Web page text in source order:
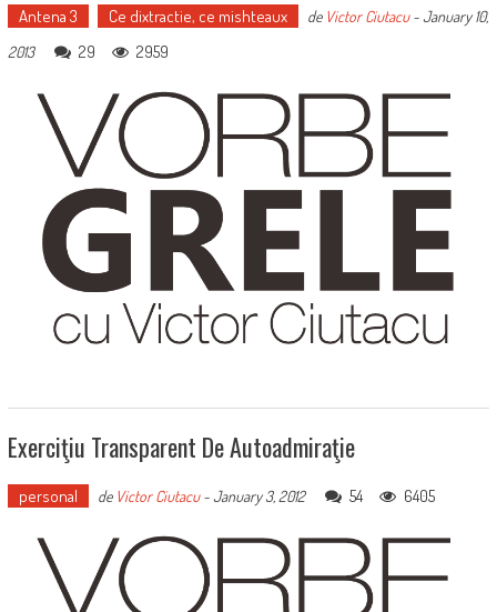
Antena 3 Ce dixtractie, ce mishteaux de Victor Ciutacu-January 10,
2013
29 2959
Exerciţiu Transparent De Autoadmiraţie
personal de Victor Ciutacu-January 3, 2012 54 6405